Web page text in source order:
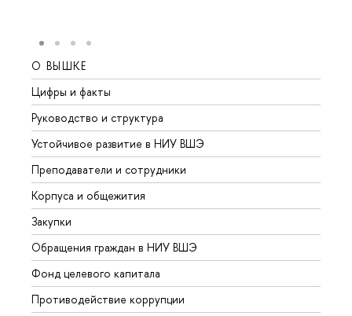
О ВЫШКЕ
Цифры и факты
Руководство и структура
Устойчивое развитие в НИУ ВШЭ
Преподаватели и сотрудники
Корпуса и общежития
Закупки
Обращения граждан в НИУ ВШЭ
Фонд целевого капитала
Противодействие коррупции